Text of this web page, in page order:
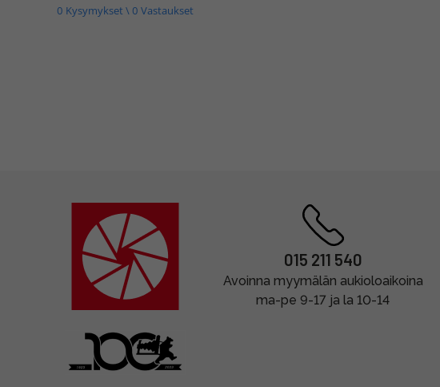
0 Kysymykset \ 0 Vastaukset
015 211 540
Avoinna myymälän aukioloaikoina
ma-pe 9-17 ja la 10-14